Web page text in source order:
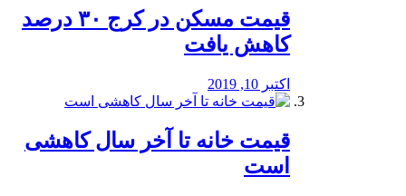
️قیمت مسکن در کرج ۳۰ درصد
کاهش یافت
اکتبر 10, 2019
قیمت خانه تا آخر سال کاهشی
است